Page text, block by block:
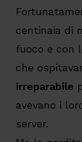
centinaia di
fuoco e con
che
irreparabile
avevano i
server.